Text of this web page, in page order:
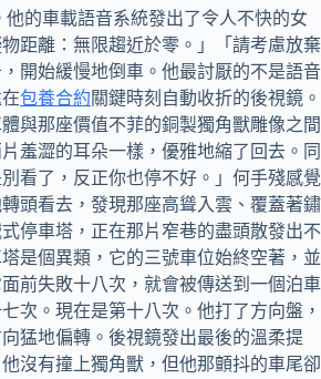
他的車載語音系統發出了令人不快的女
距離：無限趨近於零。」「請考慮放棄
開始緩慢地倒車。他最討厭的不是語音
包養合約關鍵時刻自動收折的後視鏡。
與那座價值不菲的銅製獨角獸雕像之間
羞澀的耳朵一樣，優雅地縮了回去。同
看了，反正你也停不好。」何手殘感覺
頭看去，發現那座高聳入雲、覆蓋著鏽
停車塔，正在那片窄巷的盡頭散發出不
是個異類，它的三號車位始終空著，並
前失敗十八次，就會被傳送到一個泊車
次。現在是第十八次。他打了方向盤，
猛地偏轉。後視鏡發出最後的溫柔提
沒有撞上獨角獸，但他那顫抖的車尾卻